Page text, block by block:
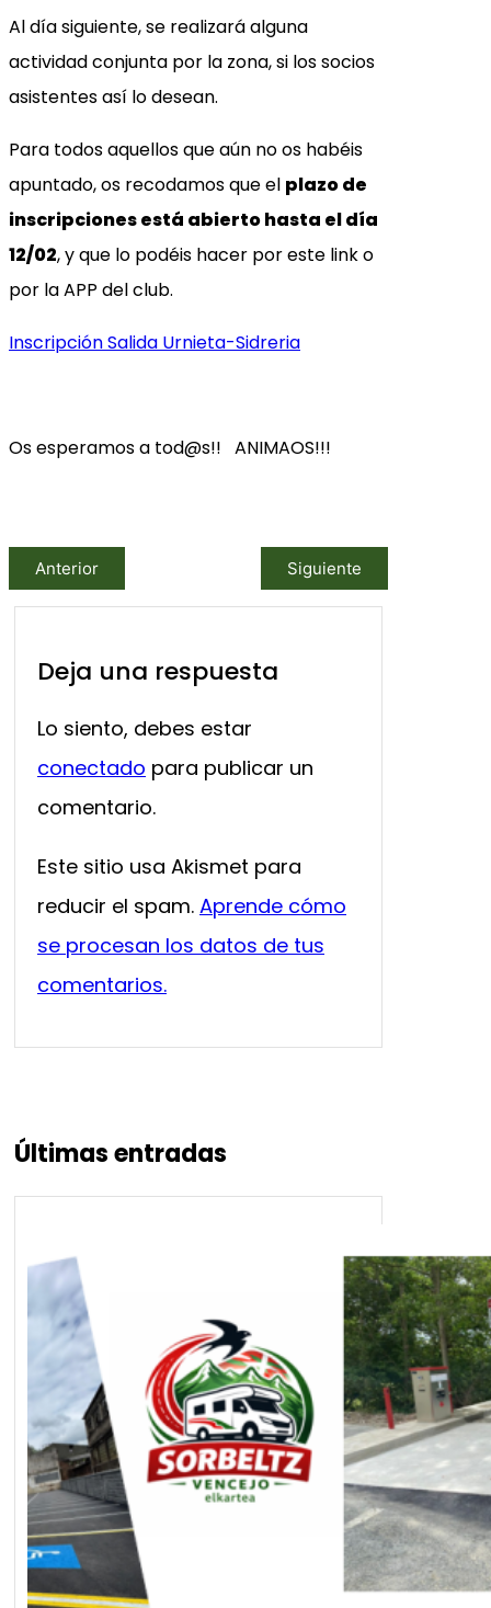
Al día siguiente, se realizará alguna
actividad conjunta por la zona, si los socios
asistentes así lo desean.
Para todos aquellos que aún no os habéis
apuntado, os recodamos que el plazo de
inscripciones está abierto hasta el día
12/02, y que lo podéis hacer por este link o
por la APP del club.
Inscripción Salida Urnieta-Sidreria
Os esperamos a tod@s!! ANIMAOS!!!
Anterior Siguiente
Deja una respuesta
Lo siento, debes estar
conectado para publicar un
comentario.
Este sitio usa Akismet para
reducir el spam. Aprende cómo
se procesan los datos de tus
comentarios.
Últimas entradas